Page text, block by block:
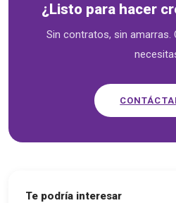
¿Listo para hacer
Sin contratos, sin amarras.
Te podría interesar